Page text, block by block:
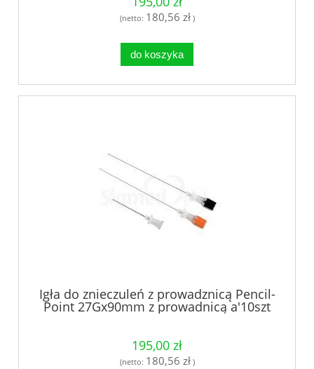
(netto: 180,56 zł)
do koszyka
Igła do znieczuleń z prowadznicą Pencil-
Point 27Gx90mm z prowadnicą a'10szt
195,00 zł
(netto: 180,56 zł)